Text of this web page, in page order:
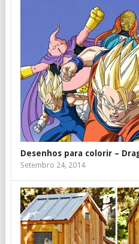
Desenhos para colorir –
Setembro 24, 2014